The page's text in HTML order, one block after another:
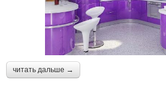
читать дальше →